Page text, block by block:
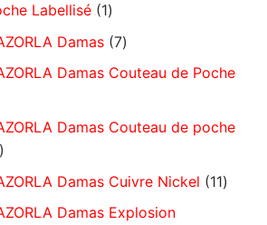
Labellisé
1
Damas 7
Damas Couteau de Poche
Damas Couteau de poche
Damas Cuivre Nickel
11
Damas Explosion